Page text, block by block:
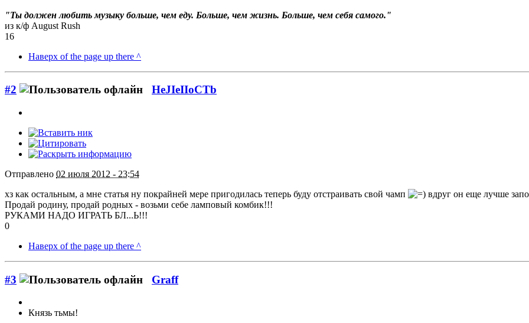
"Ты должен любить музыку больше, чем еду. Больше, чем жизнь. Больше, чем себя самого."
из к/ф August Rush
16
Наверх of the page up there ^
#2 HeJIeIIoCTb
Отправлено 02 июля 2012 - 23:54
хз как остальным, а мне статья ну покрайней мере пригодилась теперь буду отстраивать свой чамп
вдруг он еще лучше
Продай родину, продай родных - возьми себе ламповый комбик!!!
РУКАМИ НАДО ИГРАТЬ БЛ...Ь!!!
0
Наверх of the page up there ^
#3 Graff
Князь тьмы!